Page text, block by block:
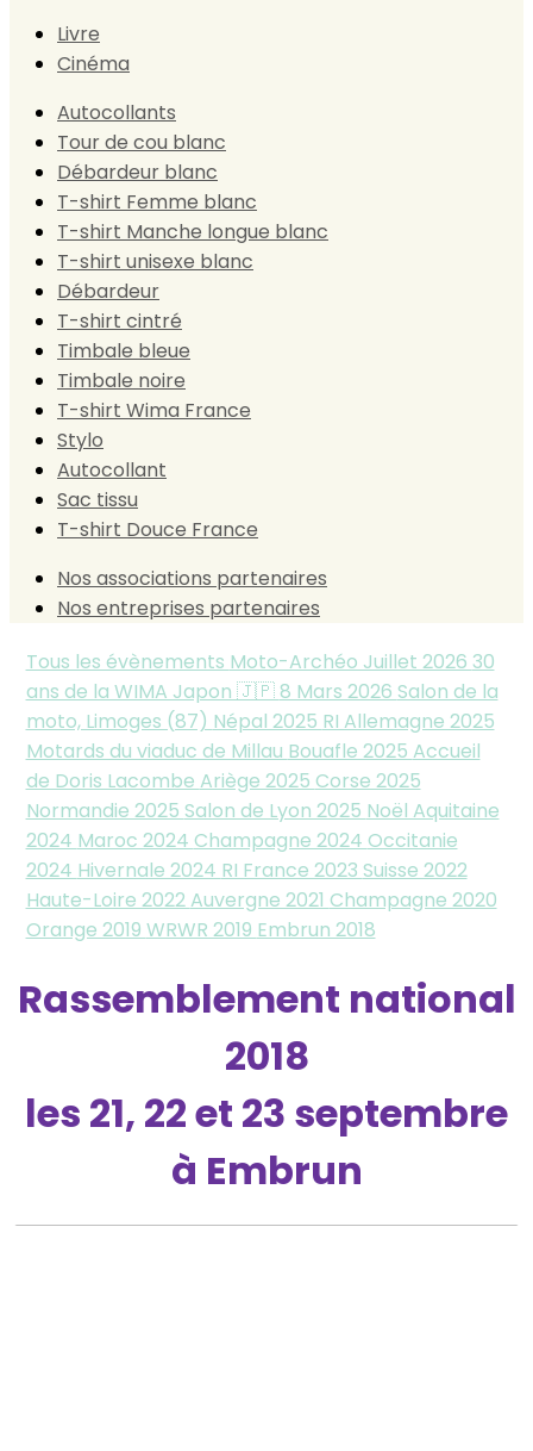
Livre
Cinéma
Autocollants
Tour de cou blanc
Débardeur blanc
T-shirt Femme blanc
T-shirt Manche longue blanc
T-shirt unisexe blanc
Débardeur
T-shirt cintré
Timbale bleue
Timbale noire
T-shirt Wima France
Stylo
Autocollant
Sac tissu
T-shirt Douce France
Nos associations partenaires
Nos entreprises partenaires
Tous les évènements Moto-Archéo Juillet 2026 30
ans de la WIMA Japon 🇯🇵8 Mars 2026 Salon de la
moto, Limoges (87) Népal 2025 RI Allemagne 2025
Motards du viaduc de Millau Bouafle 2025 Accueil
de Doris Lacombe Ariège 2025 Corse 2025
Normandie 2025 Salon de Lyon 2025 Noël Aquitaine
2024 Maroc 2024 Champagne 2024 Occitanie
2024 Hivernale 2024 RI France 2023 Suisse 2022
Haute-Loire 2022Auvergne 2021 Champagne 2020
Orange 2019 WRWR 2019 Embrun 2018
Rassemblement national
2018
les 21, 22 et 23 septembre
à Embrun